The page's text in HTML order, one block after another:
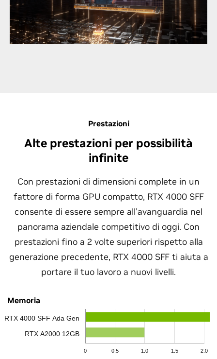
di contenuti video basati sull'IA. Con RTX 4000 SFF,
sfrutta la potenza di due motori di codifica e
decodifica combinati con i Tensor Core di quarta
generazione per sbloccare possibilità illimitate nella
Prestazioni
Alte prestazioni per possibilità
infinite
Con prestazioni di dimensioni complete in un
fattore di forma GPU compatto, RTX 4000 SFF
consente di essere sempre all'avanguardia nel
panorama aziendale competitivo di oggi. Con
prestazioni fino a 2 volte superiori rispetto alla
generazione precedente, RTX 4000 SFF ti aiuta a
portare il tuo lavoro a nuovi livelli.
Memoria
0 0.5 1.0 1.5 2.0
RTX 4000 SFF Ada Gen
RTX A2000 12GB